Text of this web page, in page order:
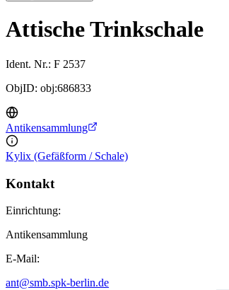
Attische Trinkschale
Ident. Nr.: F 2537
ObjID: obj:686833
Antikensammlung
Kylix (Gefäßform / Schale)
Kontakt
Einrichtung:
Antikensammlung
E-Mail:
ant@smb.spk-berlin.de